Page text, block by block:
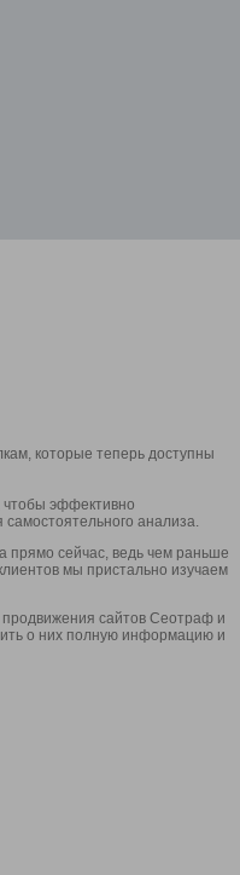
которые теперь доступны
чтобы эффективно
анализа.
прямо сейчас, ведь чем раньше
мы пристально изучаем
сайтов Сеотраф и
о них полную информацию и